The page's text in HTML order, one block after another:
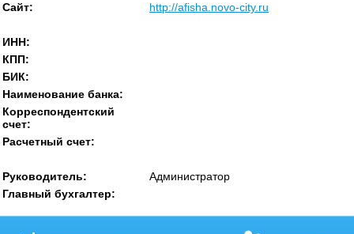
Сайт:
http://afisha.novo-city.ru
ИНН:
КПП:
БИК:
Наименование банка:
Корреспондентский
счет:
Расчетный счет:
Руководитель:
Администратор
Главный бухгалтер: